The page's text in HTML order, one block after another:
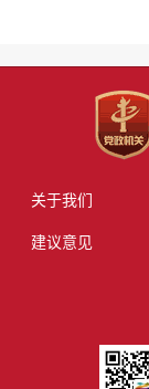
关于我们
建议意见